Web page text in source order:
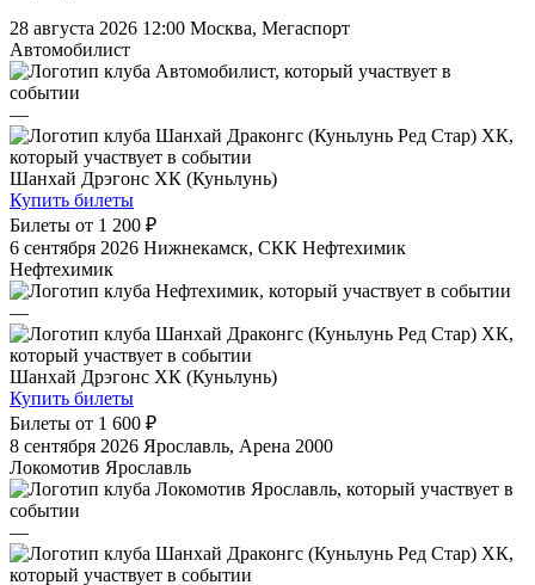
28 августа 2026 12:00 Москва, Мегаспорт
Автомобилист
—
Шанхай Дрэгонс ХК (Куньлунь)
Купить билеты
Билеты от 1 200 ₽
6 сентября 2026 Нижнекамск, СКК Нефтехимик
Нефтехимик
—
Шанхай Дрэгонс ХК (Куньлунь)
Купить билеты
Билеты от 1 600 ₽
8 сентября 2026 Ярославль, Арена 2000
Локомотив Ярославль
—